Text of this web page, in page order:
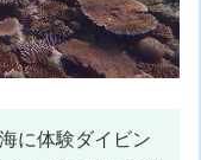
に体験ダイビン